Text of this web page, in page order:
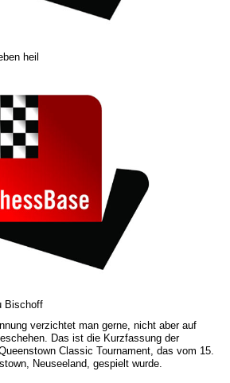
heil
Bischoff
verzichtet man gerne, nicht aber auf
Das ist die Kurzfassung der
Classic Tournament, das vom 15.
Neuseeland, gespielt wurde.